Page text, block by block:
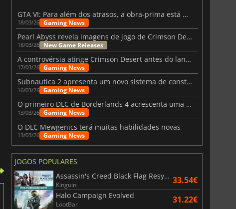
GTA VI: Para além dos atrasos, a obra-prima está quase a chegar
18/03/26 Gaming News
Pearl Abyss revela imagens de jogo de Crimson Desert para a PS5
18/03/26 New Game Releases
A controvérsia atinge Crimson Desert antes do lançamento
17/03/26 Gaming News
Subnautica 2 apresenta um novo sistema de construção de bases
16/03/26 Gaming News
O primeiro DLC de Borderlands 4 acrescenta uma nova personagem e muito mais
13/03/26 Gaming News
O DLC Mewgenics terá muitas habilidades novas
13/03/26 Gaming News
JOGOS POPULARES
Assassin's Creed Black Flag Resynced
Kinguin 33.54€
Halo Campaign Evolved
LootBar 31.22€